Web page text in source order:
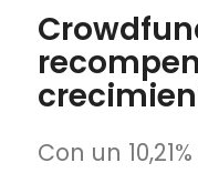
Con un